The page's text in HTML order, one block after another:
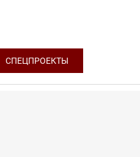
СПЕЦПРОЕКТЫ